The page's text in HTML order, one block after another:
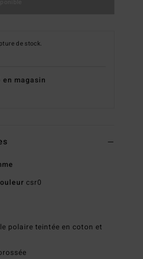
de stock.
magasin
csr0
polaire teintée en coton et